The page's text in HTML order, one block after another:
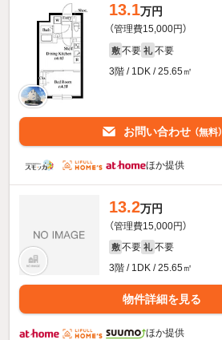
13.1万円
（管理費15,000円）
敷 不要 礼 不要
3階 / 1DK / 25.65㎡
お問い合わせ （無料）
ほか提供
13.2万円
（管理費15,000円）
敷 不要 礼 不要
3階 / 1DK / 25.65㎡
物件詳細を見る
ほか提供